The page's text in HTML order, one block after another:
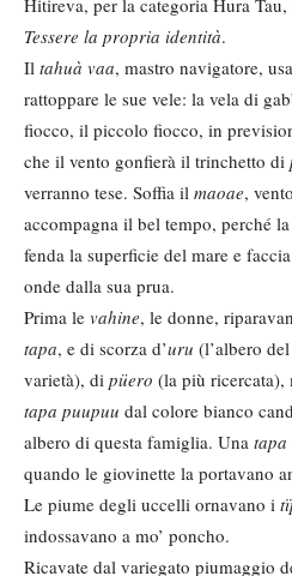
Hitireva, per la categoria Hura
Tessere la propria identità.
Il tahuà vaa, mastro navigatore,
rattoppare le sue vele: la vela di
fiocco, il piccolo fiocco, in
che il vento gonfierà il trinchetto di
verranno tese. Soffia il maoae,
accompagna il bel tempo, perché la
fenda la superficie del mare e
onde dalla sua prua.
Prima le vahine, le donne,
tapa, e di scorza d’uru (l’albero
varietà), di püero (la più ricercata),
tapa puupuu dal colore bianco
albero di questa famiglia. Una tapa
quando le giovinette la portavano
Le piume degli uccelli ornavano i
indossavano a mo’ poncho.
Ricavate dal variegato piumaggio